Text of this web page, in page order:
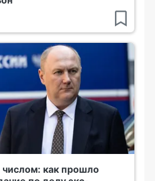
как прошло